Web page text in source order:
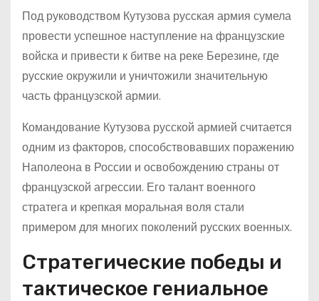
Под руководством Кутузова русская армия сумела
провести успешное наступление на французские
войска и привести к битве на реке Березине, где
русские окружили и уничтожили значительную
часть французской армии.
Командование Кутузова русской армией считается
одним из факторов, способствовавших поражению
Наполеона в России и освобождению страны от
французской агрессии. Его талант военного
стратега и крепкая моральная воля стали
примером для многих поколений русских военных.
Стратегические победы и
тактическое гениальное